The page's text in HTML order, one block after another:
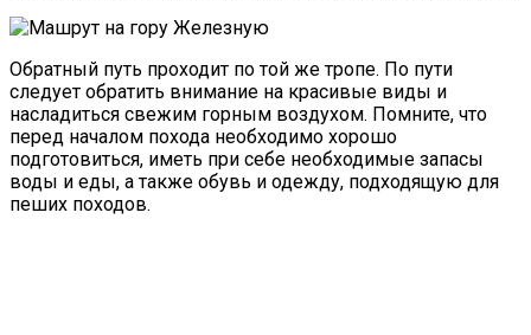
Обратный путь проходит по той же тропе. По пути
следует обратить внимание на красивые виды и
насладиться свежим горным воздухом. Помните, что
перед началом похода необходимо хорошо
подготовиться, иметь при себе необходимые запасы
воды и еды, а также обувь и одежду, подходящую для
пеших походов.